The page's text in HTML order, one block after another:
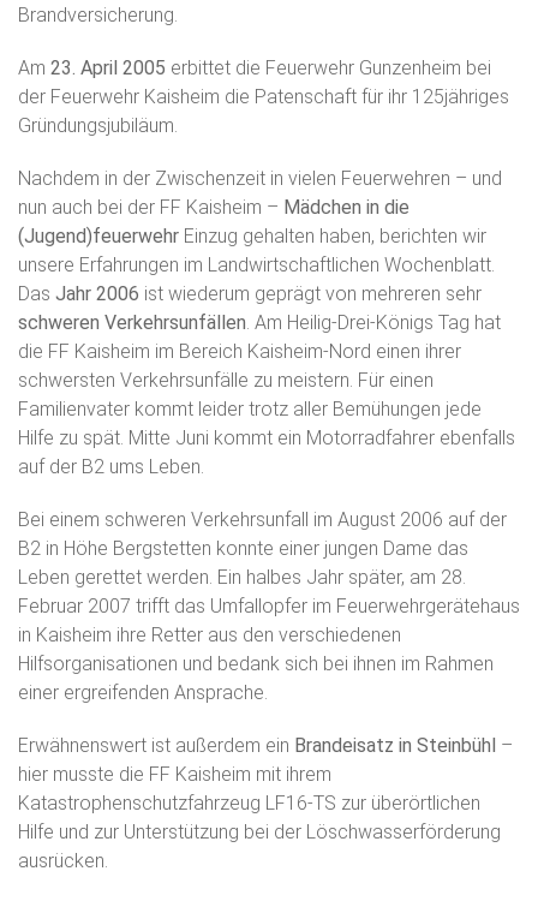
Brandversicherung.
Am 23. April 2005 erbittet die Feuerwehr Gunzenheim bei
der Feuerwehr Kaisheim die Patenschaft für ihr 125jähriges
Gründungsjubiläum.
Nachdem in der Zwischenzeit in vielen Feuerwehren – und
nun auch bei der FF Kaisheim – Mädchen in die
(Jugend)feuerwehr Einzug gehalten haben, berichten wir
unsere Erfahrungen im Landwirtschaftlichen Wochenblatt.
Das Jahr 2006 ist wiederum geprägt von mehreren sehr
schweren Verkehrsunfällen. Am Heilig-Drei-Königs Tag hat
die FF Kaisheim im Bereich Kaisheim-Nord einen ihrer
schwersten Verkehrsunfälle zu meistern. Für einen
Familienvater kommt leider trotz aller Bemühungen jede
Hilfe zu spät. Mitte Juni kommt ein Motorradfahrer ebenfalls
auf der B2 ums Leben.
Bei einem schweren Verkehrsunfall im August 2006 auf der
B2 in Höhe Bergstetten konnte einer jungen Dame das
Leben gerettet werden. Ein halbes Jahr später, am 28.
Februar 2007 trifft das Umfallopfer im Feuerwehrgerätehaus
in Kaisheim ihre Retter aus den verschiedenen
Hilfsorganisationen und bedank sich bei ihnen im Rahmen
einer ergreifenden Ansprache.
Erwähnenswert ist außerdem ein Brandeisatz in Steinbühl –
hier musste die FF Kaisheim mit ihrem
Katastrophenschutzfahrzeug LF16-TS zur überörtlichen
Hilfe und zur Unterstützung bei der Löschwasserförderung
ausrücken.